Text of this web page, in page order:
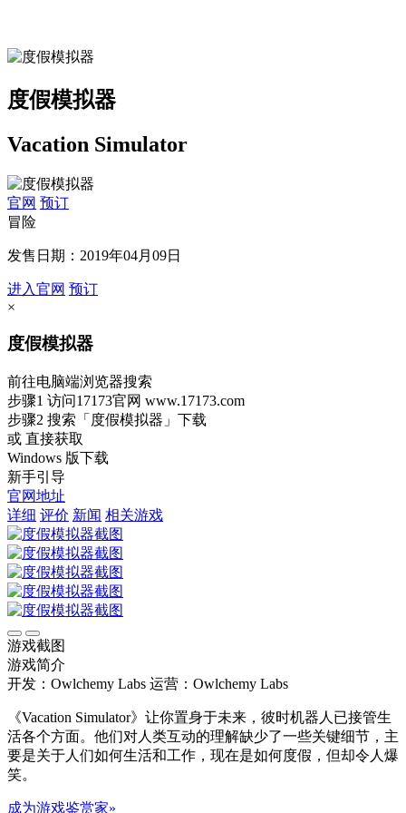
度假模拟器
Vacation Simulator
官网 预订
冒险
发售日期：2019年04月09日
进入官网 预订
×
度假模拟器
前往电脑端浏览器搜索
步骤1 访问17173官网 www.17173.com
步骤2 搜索 「度假模拟器」 下载
或 直接获取
Windows 版下载
新手引导
官网地址
详细 评价 新闻 相关游戏
游戏截图
游戏简介
开发：Owlchemy Labs 运营：Owlchemy Labs
《Vacation Simulator》让你置身于未来，彼时机器人已接管生
活各个方面。他们对人类互动的理解缺少了一些关键细节，主
要是关于人们如何生活和工作，现在是如何度假，但却令人爆
笑。
成为游戏鉴赏家»